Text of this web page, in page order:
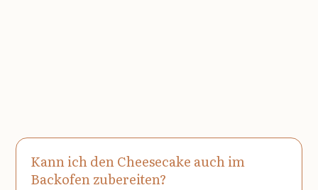
Kann ich den Cheesecake auch im
Backofen zubereiten?